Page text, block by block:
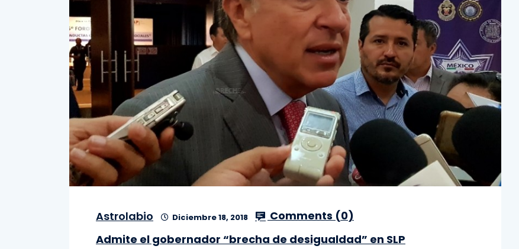
Astrolabio Diciembre 18, 2018 Comments (0)
Admite el gobernador “brecha de desigualdad” en SLP